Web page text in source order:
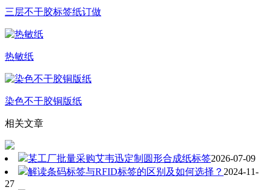
三层不干胶标签纸订做
热敏纸
染色不干胶铜版纸
相关文章
某工厂批量采购艾韦迅定制圆形合成纸标签2026-07-09
解读条码标签与RFID标签的区别及如何选择？ 2024-11-
27